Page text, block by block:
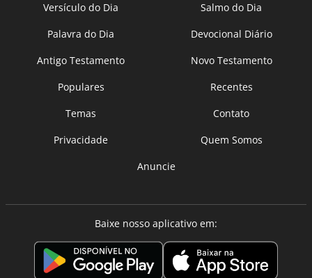
Versículo do Dia
Salmo do Dia
Palavra do Dia
Devocional Diário
Antigo Testamento
Novo Testamento
Populares
Recentes
Temas
Contato
Privacidade
Quem Somos
Anuncie
Baixe nosso aplicativo em: